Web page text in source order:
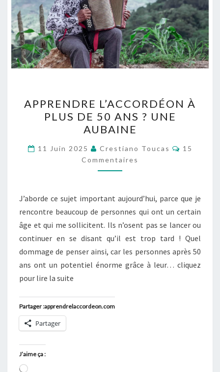
L’ACCORDÉON
À
PLUS
DE
50
ANS
UNE
AUBAINE
APPRENDRE L’ACCORDÉON À
PLUS DE 50 ANS ? UNE
AUBAINE
11 Juin 2025 Crestiano Toucas
15
Commentaires
J’aborde ce sujet important aujourd’hui, parce que je
rencontre beaucoup de personnes qui ont un certain
âge et qui me sollicitent. Ils n’osent pas se lancer ou
continuer en se disant qu’il est trop tard ! Quel
dommage de penser ainsi, car les personnes après 50
ans ont un potentiel énorme grâce à leur… cliquez
pour lire la suite
Partager :apprendrelaccordeon.com
Partager
J’aime ça :
Chargement…